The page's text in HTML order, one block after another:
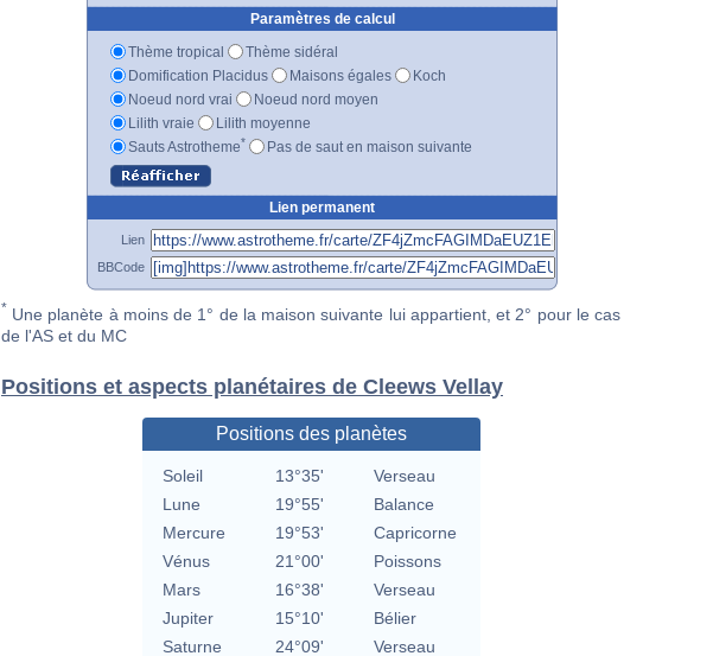
Paramètres de calcul
Thème tropical
Thème sidéral
Domification Placidus
Maisons égales
Koch
Noeud nord vrai
Noeud nord moyen
Lilith vraie
Lilith moyenne
Sauts Astrotheme* Pas de saut en maison suivante
Lien permanent
Lien
BBCode
* Une planète à moins de 1° de la maison suivante lui appartient, et 2° pour le cas
de l'AS et du MC
Positions et aspects planétaires de Cleews Vellay
Positions des planètes
Soleil 13°35'
Verseau
Lune
19°55'
Balance
Mercure
19°53'
Capricorne
Vénus
21°00'
Poissons
Mars
16°38'
Verseau
Jupiter
15°10'
Bélier
Saturne
24°09' Verseau